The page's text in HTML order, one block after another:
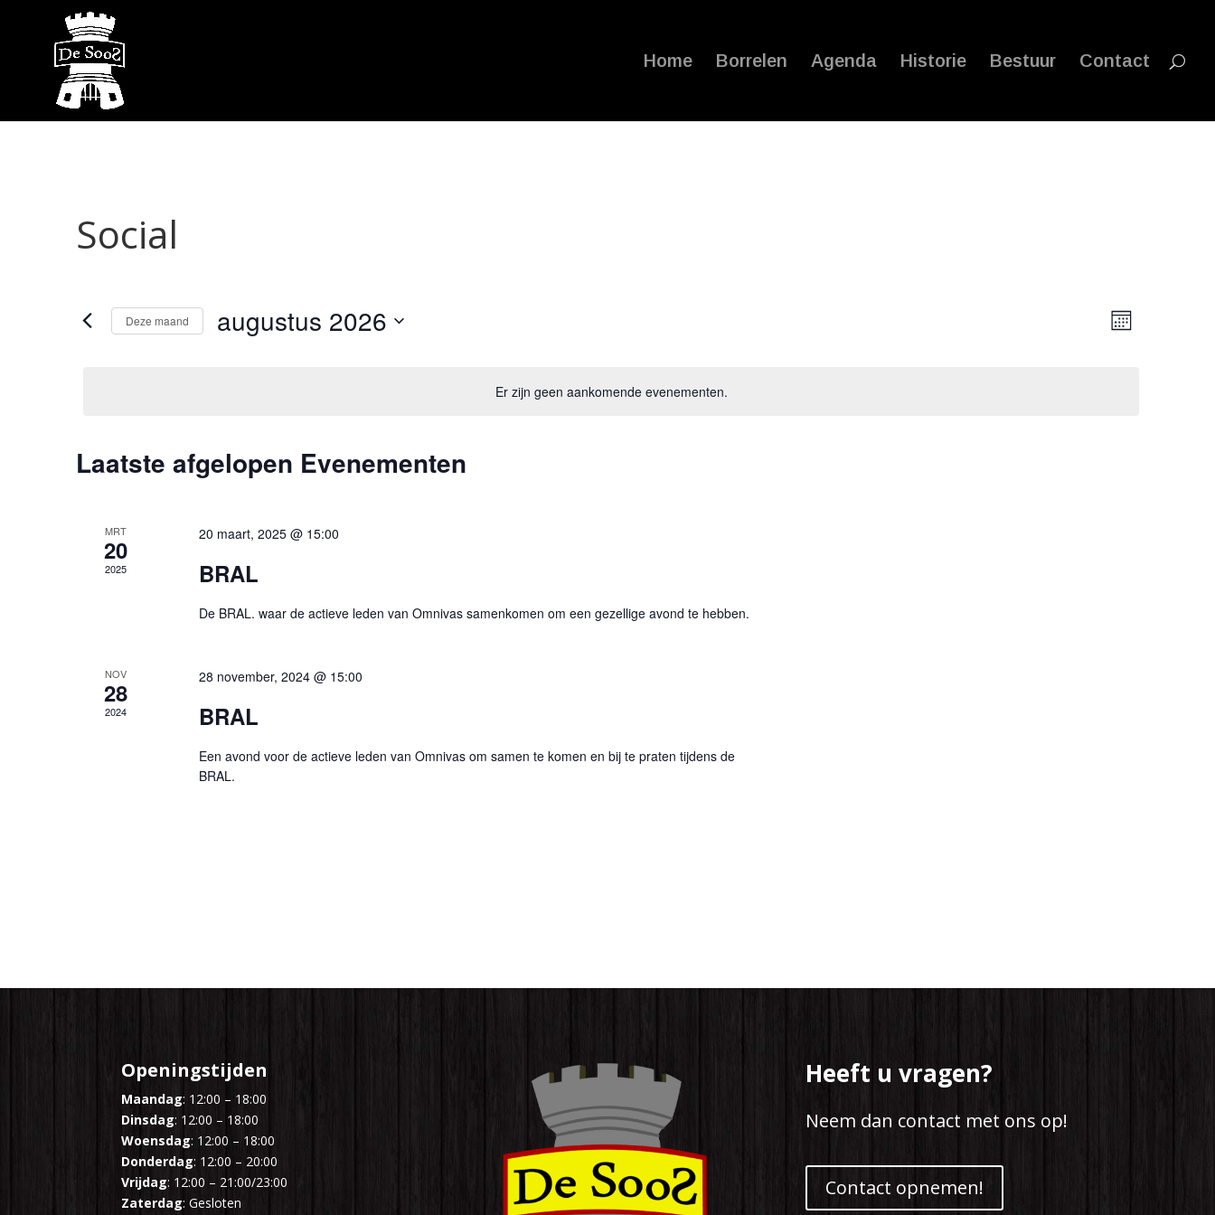
Home Borrelen Agenda Historie Bestuur Contact
Social
Er zijn geen aankomende evenementen.
navigatie
Maand
Deze maand augustus 2026
Kalender
van
Laatste afgelopen Evenementen
MRT
20
2025
20 maart, 2025 @ 15:00
BRAL
De BRAL. waar de actieve leden van Omnivas samenkomen om een gezellige avond te hebben.
NOV
28
2024
28 november, 2024 @ 15:00
BRAL
Een avond voor de actieve leden van Omnivas om samen te komen en bij te praten tijdens de
BRAL.
Openingstijden
Maandag: 12:00 – 18:00
Dinsdag: 12:00 – 18:00
Woensdag: 12:00 – 18:00
Donderdag: 12:00 – 20:00
Vrijdag: 12:00 – 21:00/23:00
Zaterdag: Gesloten
Heeft u vragen?
Neem dan contact met ons op!
Contact opnemen!